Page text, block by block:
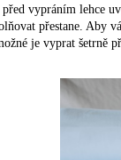
před vypráním lehce
přestane. Aby
je vyprat šetrně